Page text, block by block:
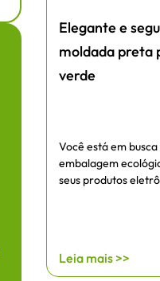
Elegante e
moldada preta
verde
Você está em
embalagem
seus produtos
Leia mais >>